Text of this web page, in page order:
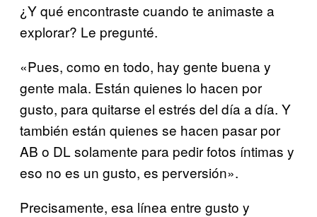
¿Y qué encontraste cuando te animaste a
explorar? Le pregunté.
«Pues, como en todo, hay gente buena y
gente mala. Están quienes lo hacen por
gusto, para quitarse el estrés del día a día. Y
también están quienes se hacen pasar por
AB o DL solamente para pedir fotos íntimas y
eso no es un gusto, es perversión».
Precisamente, esa línea entre gusto y